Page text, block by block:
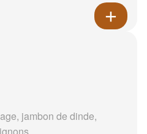
jambon de dinde,